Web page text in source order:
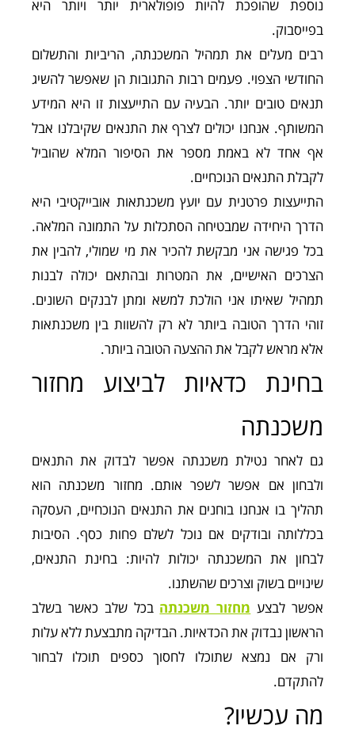
נוספת שהופכת להיות פופולארית יותר ויותר היא
בפייסבוק.
רבים מעלים את תמהיל המשכנתה, הריביות והתשלום
החודשי הצפוי. פעמים רבות התגובות הן שאפשר להשיג
תנאים טובים יותר. הבעיה עם התייעצות זו היא המידע
המשותף. אנחנו יכולים לצרף את התנאים שקיבלנו אבל
אף אחד לא באמת מספר את הסיפור המלא שהוביל
לקבלת התנאים הנוכחיים.
התייעצות פרטנית עם יועץ משכנתאות אובייקטיבי היא
הדרך היחידה שמבטיחה הסתכלות על התמונה המלאה.
בכל פגישה אני מבקשת להכיר את מי שמולי, להבין את
הצרכים האישיים, את המטרות ובהתאם יכולה לבנות
תמהיל שאיתו אני הולכת למשא ומתן לבנקים השונים.
זוהי הדרך הטובה ביותר לא רק להשוות בין משכנתאות
אלא מראש לקבל את ההצעה הטובה ביותר.
בחינת כדאיות לביצוע מחזור
משכנתה
גם לאחר נטילת משכנתה אפשר לבדוק את התנאים
ולבחון אם אפשר לשפר אותם. מחזור משכנתה הוא
תהליך בו אנחנו בוחנים את התנאים הנוכחיים, העסקה
בכללותה ובודקים אם נוכל לשלם פחות כסף. הסיבות
לבחון את המשכנתה יכולות להיות: בחינת התנאים,
שינויים בשוק וצרכים שהשתנו.
אפשר לבצע מחזור משכנתה בכל שלב כאשר בשלב
הראשון נבדוק את הכדאיות. הבדיקה מתבצעת ללא עלות
ורק אם נמצא שתוכלו לחסוך כספים תוכלו לבחור
להתקדם.
מה עכשיו?